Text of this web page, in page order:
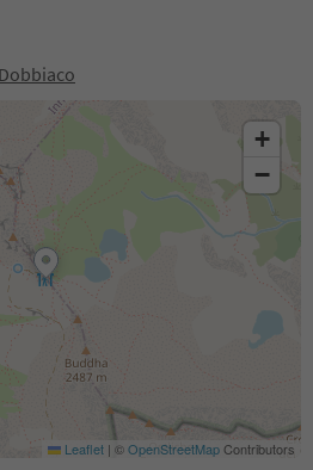
+
−
Leaflet | ©OpenStreetMapContributors